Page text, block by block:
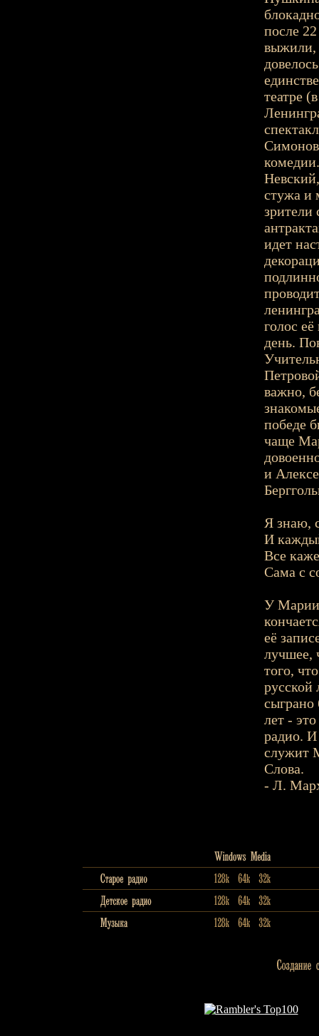
после
выжили,
театре
стужа и
зрители
идет
голос
день.
важно,
победе
чаще
и
Я знаю,
И
Все
Сама с
У Марии
её
лучшее,
того,
русской
лет -
радио. И
служит
Слова.
- Л.